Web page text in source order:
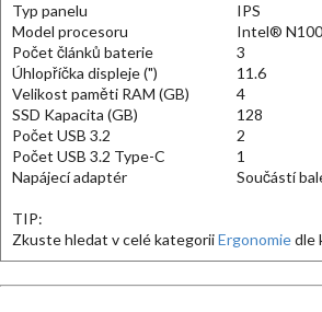
Typ panelu
IPS
Model procesoru
Intel® N100
Počet článků baterie
3
Úhlopříčka displeje (")
11.6
Velikost paměti RAM (GB)
4
SSD Kapacita (GB)
128
Počet USB 3.2
2
Počet USB 3.2 Type-C
1
Napájecí adaptér
Součástí
TIP:
Zkuste hledat v celé kategoriiErgonomiedle